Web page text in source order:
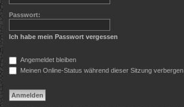
Passwort:
Ich habe mein Passwort vergessen
Angemeldet bleiben
Meinen Online-Status während dieser Sitzung verbergen